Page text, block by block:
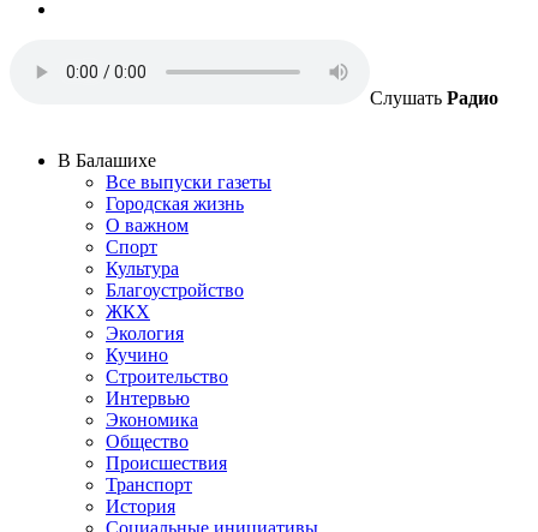
Слушать Радио
В Балашихе
Все выпуски газеты
Городская жизнь
О важном
Спорт
Культура
Благоустройство
ЖКХ
Экология
Кучино
Строительство
Интервью
Экономика
Общество
Происшествия
Транспорт
История
Социальные инициативы